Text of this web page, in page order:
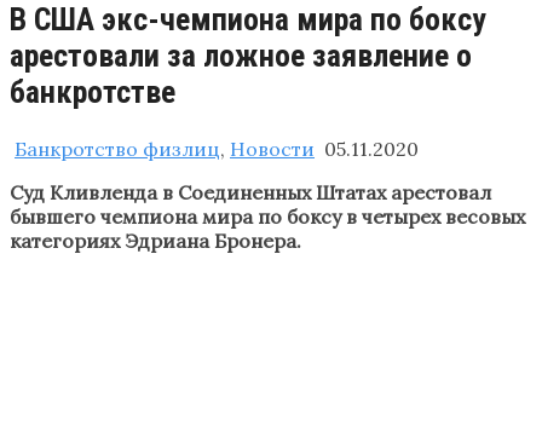
В США экс-чемпиона мира по боксу
арестовали за ложное заявление о
банкротстве
Банкротство физлиц, Новости 05.11.2020
Суд Кливленда в Соединенных Штатах арестовал
бывшего чемпиона мира по боксу в четырех весовых
категориях Эдриана Бронера.